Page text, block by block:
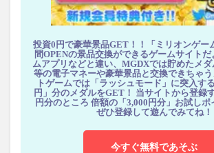
投資0円で豪華景品GET！！「ミリオンゲー
間OPENの景品交換ができるゲームサイト
ムアプリなどと違い、MGDXでは貯めたメダ
等の電子マネーや豪華景品と交換できちゃ
トゲームでは「ラッシュモード」に突入す
円」分のメダルをGET！ 当サイトから登録
円分のところ 倍額の「3,000円分」お試しポ
ぜひ登録して遊んでみてね！
今すぐ無料であそぶ